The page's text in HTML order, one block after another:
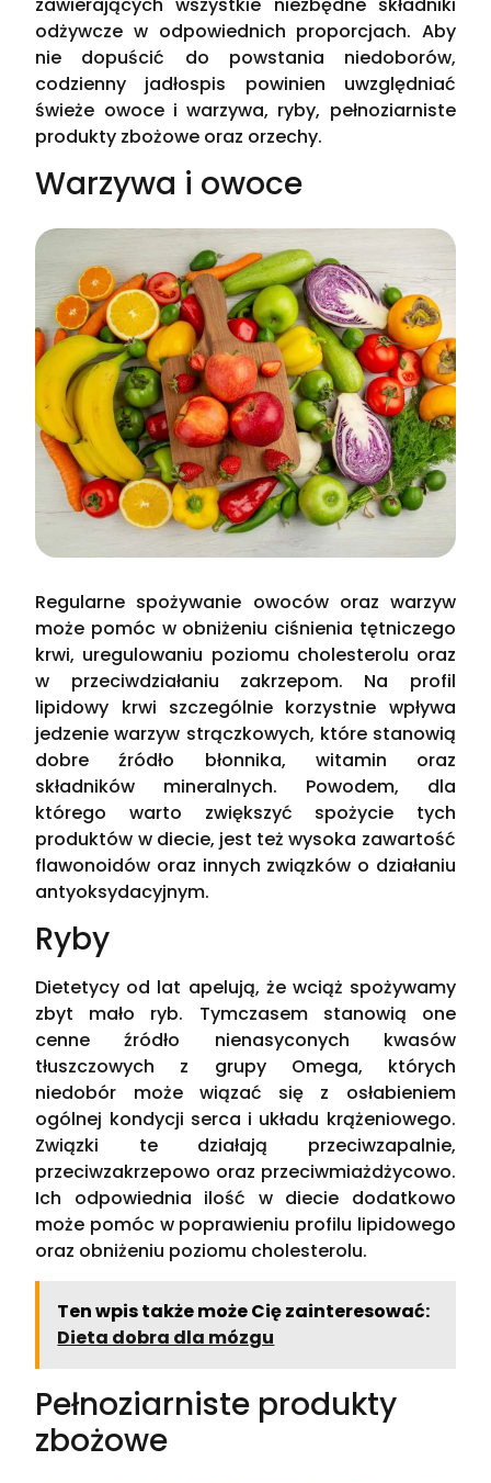
odżywcze w odpowiednich proporcjach. Aby
nie dopuścić do powstania niedoborów,
codzienny jadłospis powinien uwzględniać
świeże owoce i warzywa, ryby, pełnoziarniste
produkty zbożowe oraz orzechy.
Warzywa i owoce
Regularne spożywanie owoców oraz warzyw
może pomóc w obniżeniu ciśnienia tętniczego
krwi, uregulowaniu poziomu cholesterolu oraz
w przeciwdziałaniu zakrzepom. Na profil
lipidowy krwi szczególnie korzystnie wpływa
jedzenie warzyw strączkowych, które stanowią
dobre źródło błonnika, witamin oraz
składników mineralnych. Powodem, dla
którego warto zwiększyć spożycie tych
produktów w diecie, jest też wysoka zawartość
flawonoidów oraz innych związków o działaniu
antyoksydacyjnym.
Ryby
Dietetycy od lat apelują, że wciąż spożywamy
zbyt mało ryb. Tymczasem stanowią one
cenne źródło nienasyconych kwasów
tłuszczowych z grupy Omega, których
niedobór może wiązać się z osłabieniem
ogólnej kondycji serca i układu krążeniowego.
Związki te działają przeciwzapalnie,
przeciwzakrzepowo oraz przeciwmiażdżycowo.
Ich odpowiednia ilość w diecie dodatkowo
może pomóc w poprawieniu profilu lipidowego
oraz obniżeniu poziomu cholesterolu.
Ten wpis także może Cię zainteresować:
Dieta dobra dla mózgu
Pełnoziarniste produkty
zbożowe